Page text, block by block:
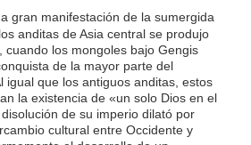
gran manifestación de la sumergida
anditas de Asia central se produjo
cuando los mongoles bajo Gengis
de la mayor parte del
igual que los antiguos anditas, estos
la existencia de «un solo Dios en el
de su imperio dilató por
cultural entre Occidente y